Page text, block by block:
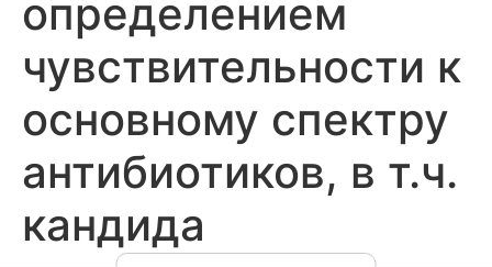
определением
чувствительности к
основному спектру
антибиотиков, в т.ч.
кандида